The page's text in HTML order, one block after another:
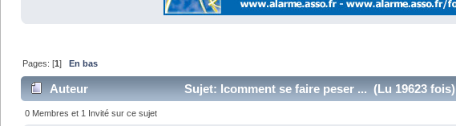
Pages: [1] En bas
Auteur Sujet: lcomment se faire peser ... (Lu 19623 fois)
0 Membres et 1 Invité sur ce sujet